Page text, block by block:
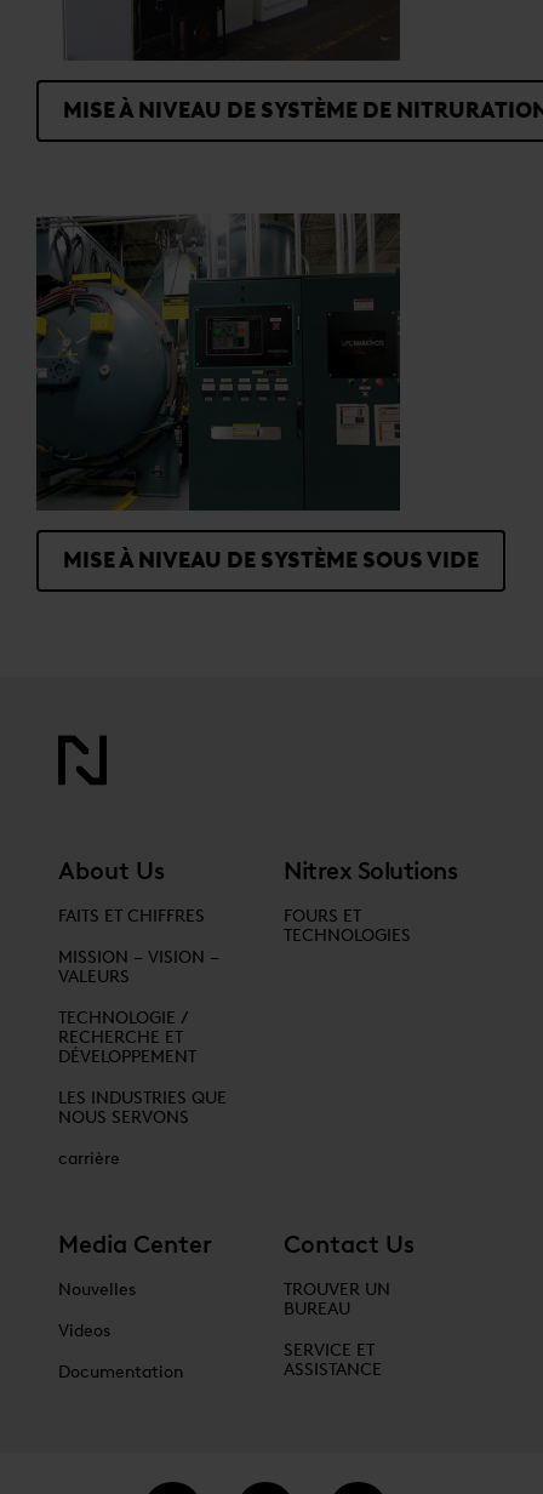
MISE À NIVEAU DE SYSTÈME DE
MISE À NIVEAU DE SYSTÈME SOUS VIDE
About Us
FAITS ET CHIFFRES
MISSION – VISION –
VALEURS
TECHNOLOGIE /
RECHERCHE ET
DÉVELOPPEMENT
LES INDUSTRIES QUE
NOUS SERVONS
carrière
Nitrex Solutions
FOURS ET
TECHNOLOGIES
Media Center
Nouvelles
Videos
Documentation
Contact Us
TROUVER UN
BUREAU
SERVICE ET
ASSISTANCE